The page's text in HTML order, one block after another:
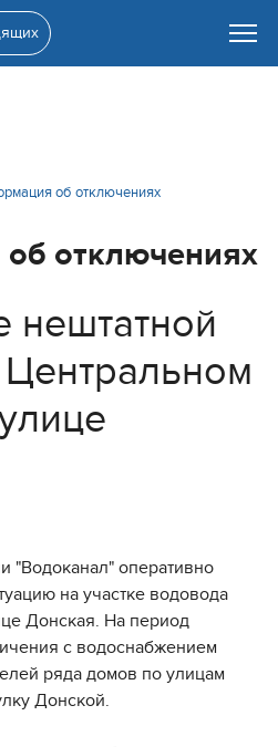
об отключениях
отключениях
нештатной
Центральном
"Водоканал" оперативно
на участке водовода
Донская. На период
с водоснабжением
ряда домов по улицам
Донской.